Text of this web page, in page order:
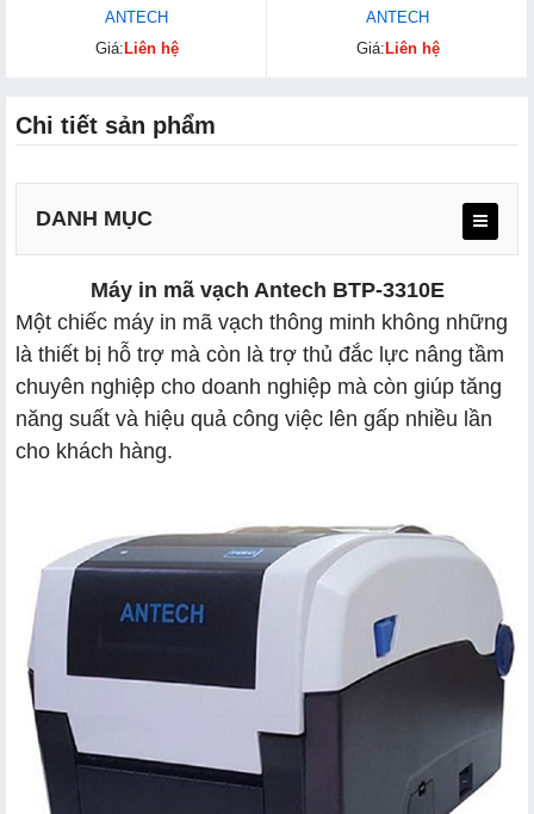
ANTECH
Giá: Liên hệ
ANTECH
Giá: Liên hệ
Chi tiết sản phẩm
DANH MỤC
Máy in mã vạch Antech BTP-3310E
Một chiếc máy in mã vạch thông minh không những
là thiết bị hỗ trợ mà còn là trợ thủ đắc lực nâng tầm
chuyên nghiệp cho doanh nghiệp mà còn giúp tăng
năng suất và hiệu quả công việc lên gấp nhiều lần
cho khách hàng.